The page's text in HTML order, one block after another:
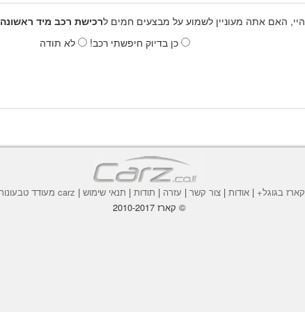
היי, האם אתה מעוניין לשמוע על מבצעים חמים לרכישת רכב מיד ראשונה
כן בדיוק חיפשתי רכב!
לא תודה
קארז בגוגל+ | אודות | צור קשר | עזרה | תודות | תנאי שימוש | carz מעודד טבעונות
© קארז 2010-2017